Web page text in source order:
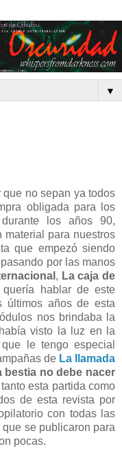
▼
que no sepan ya todos
obligada para los
los años 90,
material para nuestros
que empezó siendo
por las manos
, La caja de
hablar de este
últimos años de esta
nos brindaba la
visto la luz en la
le tengo especial
de La llamada
bestia no debe nacer
esta partida como
de esta revista por
con todas las
se publicaron para
pocas.